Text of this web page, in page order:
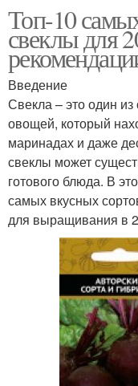
Топ-10
свеклы для
Введение
Свекла – это один
овощей, который
маринадах и даже
свеклы может
готового блюда. В
самых вкусных
для выращивания в